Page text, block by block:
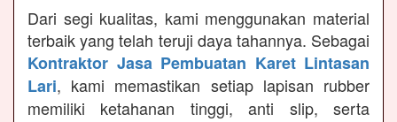
Dari segi kualitas, kami menggunakan material
terbaik yang telah teruji daya tahannya. Sebagai
Kontraktor Jasa Pembuatan Karet Lintasan
Lari, kami memastikan setiap lapisan rubber
memiliki ketahanan tinggi, anti slip, serta